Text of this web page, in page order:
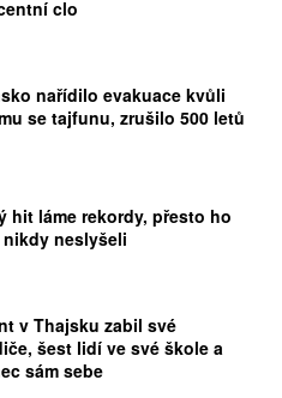
clo
nařídilo evakuace kvůli
se tajfunu, zrušilo 500 letů
hit láme rekordy, přesto ho
nikdy neslyšeli
v Thajsku zabil své
šest lidí ve své škole a
sám sebe